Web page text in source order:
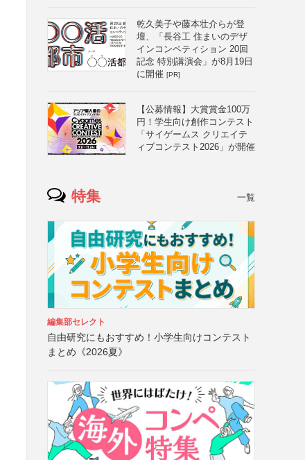
乾久美子や藤本壮介らが登
壇、「長谷工 住まいのデザ
インコンペティション 20回
記念 特別講演会」が8月19日
に開催 [PR]
【公募情報】大賞賞金100万
円！学生向け創作コンテスト
「サイゲームス クリエイテ
ィブコンテスト2026」が開催
特集 一覧
編集部セレクト
自由研究にもおすすめ！小学生向けコンテスト
まとめ《2026夏》